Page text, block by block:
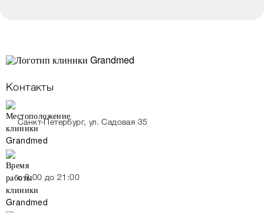
Контакты
Санкт-Петербург, ул. Садовая 35
c 9:00 до 21:00